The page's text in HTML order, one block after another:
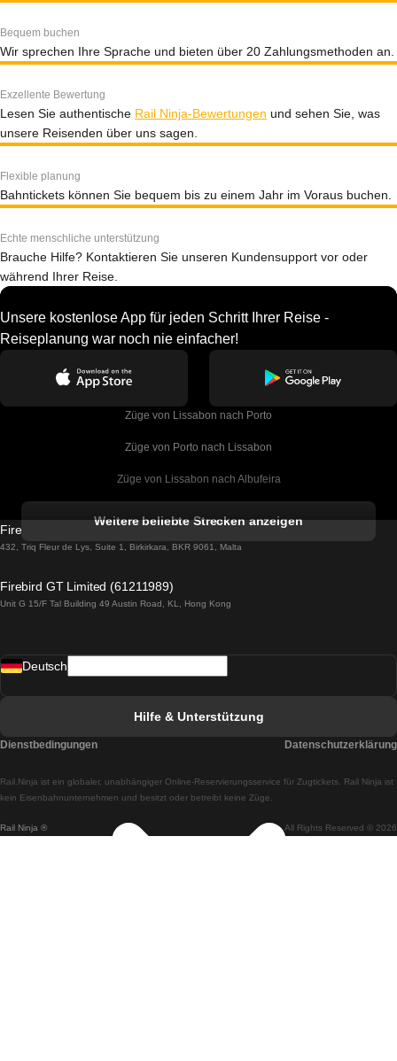
Bequem buchen
Wir sprechen Ihre Sprache und bieten über 20 Zahlungsmethoden an.
Exzellente Bewertung
Lesen Sie authentische Rail Ninja-Bewertungen und sehen Sie, was
unsere Reisenden über uns sagen.
Flexible planung
Bahntickets können Sie bequem bis zu einem Jahr im Voraus buchen.
Echte menschliche unterstützung
Brauche Hilfe? Kontaktieren Sie unseren Kundensupport vor oder
während Ihrer Reise.
Unsere kostenlose App für jeden Schritt Ihrer Reise -
Reiseplanung war noch nie einfacher!
Züge von Lissabon nach Porto
Züge von Porto nach Lissabon
Züge von Lissabon nach Albufeira
Züge von Lissabon nach Lagos
Züge von Lissabon nach Madrid
Züge von Lissabon nach Braga
Züge von Braga nach Lissabon
Weitere beliebte Strecken anzeigen
Firebird GT Limited (OC 1451)
432, Triq Fleur de Lys, Suite 1, Birkirkara, BKR 9061, Malta
Firebird GT Limited (61211989)
Unit G 15/F Tal Building 49 Austin Road, KL, Hong Kong
Rail Ninja ® All Rights Reserved © 2026
Rail.Ninja ist ein globaler, unabhängiger Online-Reservierungsservice für Zugtickets. Rail Ninja ist
kein Eisenbahnunternehmen und besitzt oder betreibt keine Züge.
Deutsch
Hilfe & Unterstützung
Dienstbedingungen Datenschutzerklärung